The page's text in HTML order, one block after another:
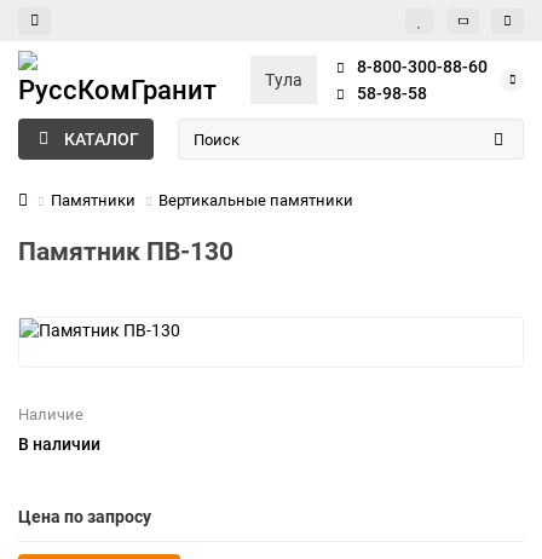
Тула
8-800-300-88-60
58-98-58
КАТАЛОГ
Памятники Вертикальные памятники
Памятник ПВ-130
Наличие
В наличии
Цена по запросу